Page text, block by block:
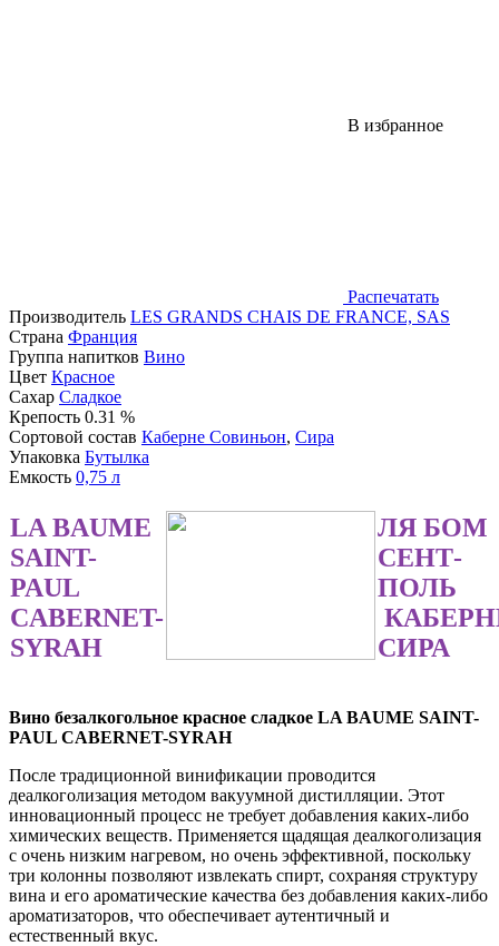
В избранное
Распечатать
Производитель LES GRANDS CHAIS DE FRANCE, SAS
Страна Франция
Группа напитков Вино
Цвет Красное
Сахар Сладкое
Крепость 0.31 %
Сортовой состав Каберне Совиньон, Сира
Упаковка Бутылка
Емкость 0,75 л
LA BAUME
SAINT-
PAUL
CABERNET-
SYRAH
ЛЯ БОМ
СЕНТ-
ПОЛЬ
СИРА
Вино безалкогольное красное сладкое LA BAUME SAINT-
PAUL CABERNET-SYRAH
После традиционной винификации проводится
деалкоголизация методом вакуумной дистилляции. Этот
инновационный процесс не требует добавления каких-либо
химических веществ. Применяется щадящая деалкоголизация
с очень низким нагревом, но очень эффективной, поскольку
три колонны позволяют извлекать спирт, сохраняя структуру
вина и его ароматические качества без добавления каких-либо
ароматизаторов, что обеспечивает аутентичный и
естественный вкус.